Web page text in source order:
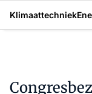
Klimaattechniek